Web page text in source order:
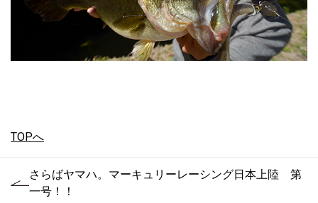
TOPへ
さらばヤマハ。マーキュリーレーシング日本上陸 第
一号！！